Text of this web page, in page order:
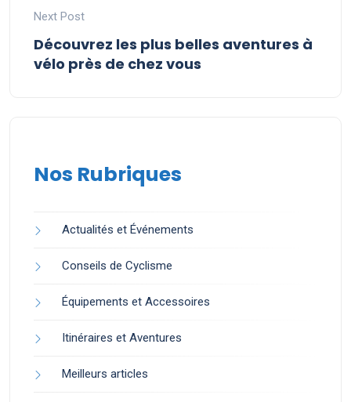
Next Post
Découvrez les plus belles aventures à
vélo près de chez vous
Nos Rubriques
Actualités et Événements
Conseils de Cyclisme
Équipements et Accessoires
Itinéraires et Aventures
Meilleurs articles